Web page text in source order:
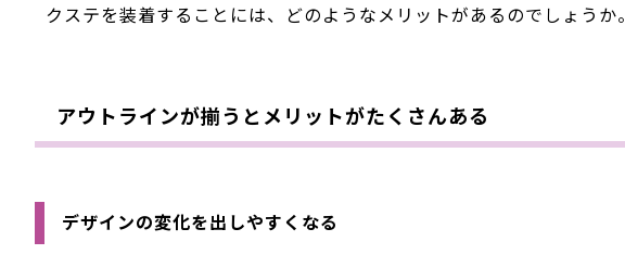
クステを装着することには、どのようなメリットがあるのでしょうか。
アウトラインが揃うとメリットがたくさんある
デザインの変化を出しやすくなる